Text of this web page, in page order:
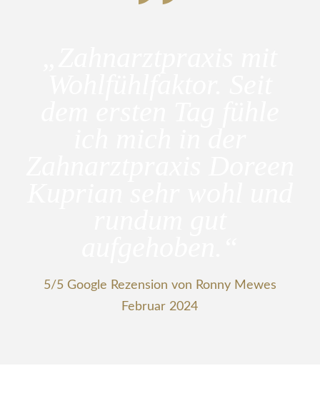
5/5 Google Rezension von Ronny Mewes
Februar 2024